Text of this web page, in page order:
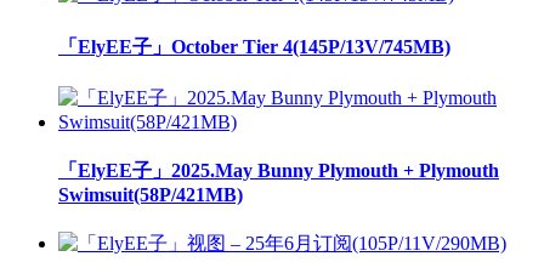
「ElyEE子」October Tier 4(145P/13V/745MB)
「ElyEE子」2025.May Bunny Plymouth + Plymouth
Swimsuit(58P/421MB)